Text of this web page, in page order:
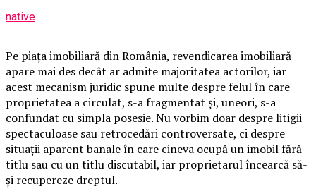
native
Pe piața imobiliară din România, revendicarea imobiliară
apare mai des decât ar admite majoritatea actorilor, iar
acest mecanism juridic spune multe despre felul în care
proprietatea a circulat, s-a fragmentat și, uneori, s-a
confundat cu simpla posesie. Nu vorbim doar despre litigii
spectaculoase sau retrocedări controversate, ci despre
situații aparent banale în care cineva ocupă un imobil fără
titlu sau cu un titlu discutabil, iar proprietarul încearcă să-
și recupereze dreptul.